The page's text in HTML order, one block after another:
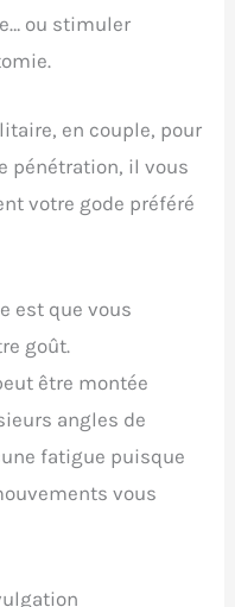
ou stimuler
en couple, pour
pénétration, il vous
votre gode préféré
est que vous
goût.
être montée
angles de
fatigue puisque
vous